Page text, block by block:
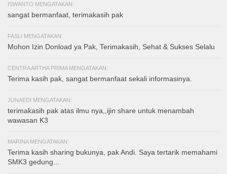
ISWANTO MENGATAKAN:
sangat bermanfaat, terimakasih pak
FASLI MENGATAKAN:
Mohon Izin Donload ya Pak, Terimakasih, Sehat & Sukses Selalu
CENTRA ARTHA PRIMA MENGATAKAN:
Terima kasih pak, sangat bermanfaat sekali informasinya.
JUNAEDI MENGATAKAN:
terimakasih pak atas ilmu nya,,ijin share untuk menambah
wawasan K3
MARINA MENGATAKAN:
Terima kasih sharing bukunya, pak Andi. Saya tertarik memahami
SMK3 gedung...